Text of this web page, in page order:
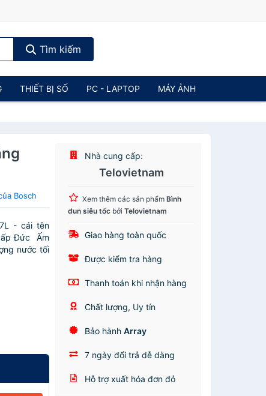
Tìm kiếm
THIẾT BỊ SỐ PC - LAPTOP MÁY ẢNH
Bosch
- cái tên
Đức Ấm
nước tối
Nhà cung cấp:
Telovietnam
Xem thêm các sản phẩmBình
đun siêu tốc bởiTelovietnam
Giao hàng toàn quốc
Được kiểm tra hàng
Thanh toán khi nhận hàng
Chất lượng, Uy tín
Bảo hànhArray
7 ngày đổi trả dễ dàng
Hỗ trợ xuất hóa đơn đỏ